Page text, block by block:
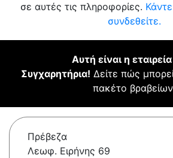
σε αυτές τις πληροφορίες.
συνδεθείτε.
Αυτή είναι η
Συγχαρητήρια! Δείτε πώς
πακέτο
Πρέβεζα
Λεωφ. Ειρήνης 69